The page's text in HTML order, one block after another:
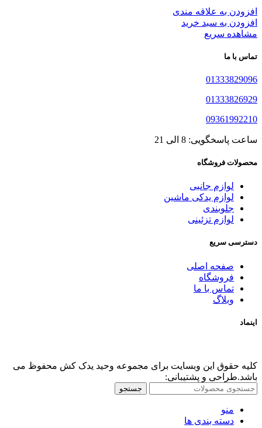
افزودن به علاقه مندی
افزودن به سبد خرید
مشاهده سریع
تماس با ما
01333829096
01333826929
09361992210
ساعت پاسخگویی: 8 الی 21
محصولات فروشگاه
لوازم جانبی
لوازم یدکی ماشین
جلوبندی
لوازم تزئینی
دسترسی سریع
صفحه اصلی
فروشگاه
تماس با ما
وبلاگ
اینماد
کلیه حقوق این وبسایت برای مجموعه وحید یدک کش محفوظ می
باشد.طراحی و پشتیبانی:
جستجو
منو
دسته بندی ها